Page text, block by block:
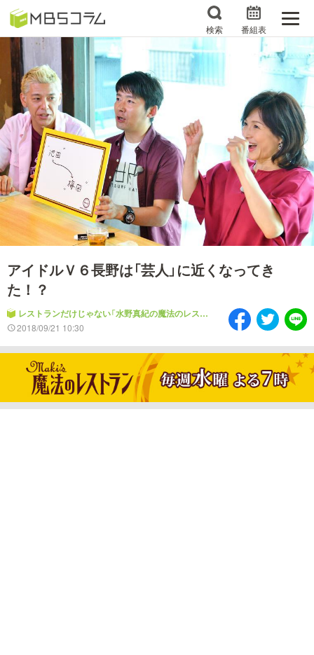
検索 番組表
番組コラムから探す
日曜日の初耳学 復習編 エンタメMBS
3分で読める！『ザ・リー
ダー』たちの泣き笑い
もう一度楽しむプレバト
サタプラ ～気になる情
報をちょこっとプラス～
所さんお届けモノです！
の気になるトコロ
推しといつまでも 月曜の蛙、大海を知る。
マニアックでメカニカル
ポーツ
何が起こるかホンマにわ
トリセツ
情熱大陸を読む
「水野真紀の魔法のレスト
痛快！明石家電視台に、
エエ話はいらんねん！
読める！「生！池上彰×山
里亮太」
アイドルＶ６長野は「芸人」に近くなってき
た！？
レストランだけじゃない「水野真紀の魔法のレストラン」
2018/09/21 10:30